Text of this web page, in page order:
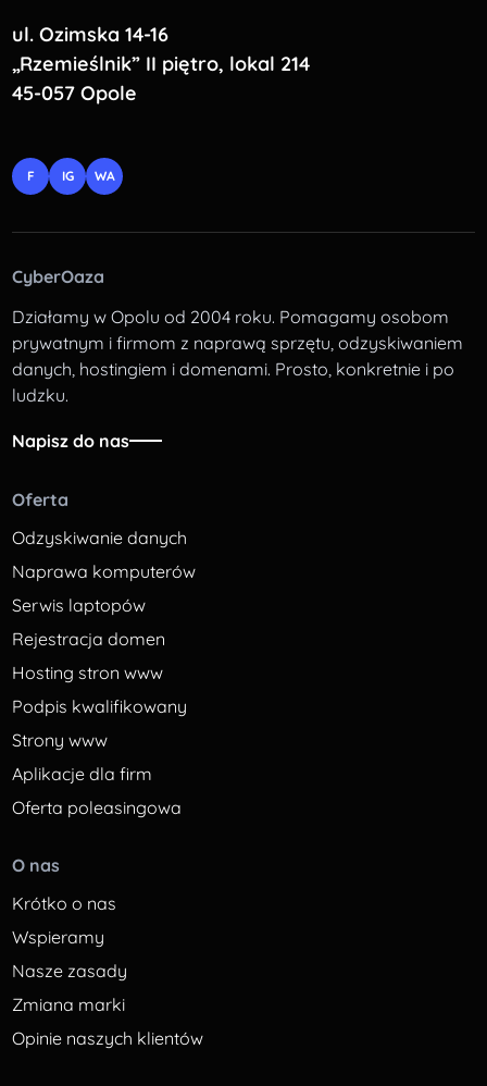
ul. Ozimska 14-16
„Rzemieślnik” II piętro, lokal 214
45-057 Opole
F IG WA
CyberOaza
Działamy w Opolu od 2004 roku. Pomagamy osobom
prywatnym i firmom z naprawą sprzętu, odzyskiwaniem
danych, hostingiem i domenami. Prosto, konkretnie i po
ludzku.
Napisz do nas
Oferta
Odzyskiwanie danych
Naprawa komputerów
Serwis laptopów
Rejestracja domen
Hosting stron www
Podpis kwalifikowany
Strony www
Aplikacje dla firm
Oferta poleasingowa
O nas
Krótko o nas
Wspieramy
Nasze zasady
Zmiana marki
Opinie naszych klientów